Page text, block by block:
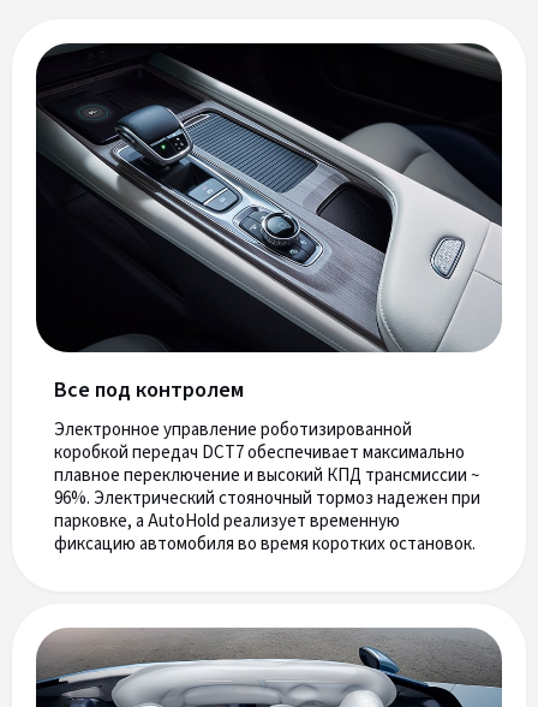
Все под контролем
Электронное управление роботизированной
коробкой передач DCT7 обеспечивает максимально
плавное переключение и высокий КПД трансмиссии ~
96%. Электрический стояночный тормоз надежен при
парковке, а AutoHold реализует временную
фиксацию автомобиля во время коротких остановок.